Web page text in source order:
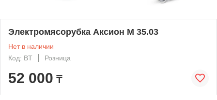
Электромясорубка Аксион М 35.03
Нет в наличии
Код: BT
Розница
52 000 ₸